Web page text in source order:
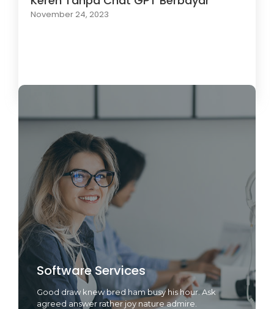
November 24, 2023
Software Services
Good draw knew bred ham busy his hour. Ask
agreed answer rather joy nature admire.